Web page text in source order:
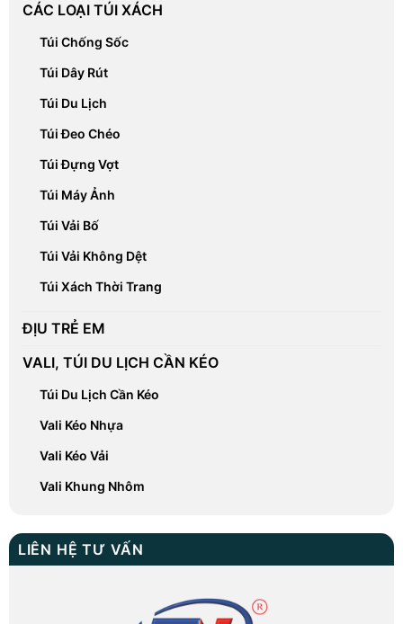
CÁC LOẠI TÚI XÁCH
Túi Chống Sốc
Túi Dây Rút
Túi Du Lịch
Túi Đeo Chéo
Túi Đựng Vợt
Túi Máy Ảnh
Túi Vải Bố
Túi Vải Không Dệt
Túi Xách Thời Trang
ĐỊU TRẺ EM
VALI, TÚI DU LỊCH CẦN KÉO
Túi Du Lịch Cần Kéo
Vali Kéo Nhựa
Vali Kéo Vải
Vali Khung Nhôm
LIÊN HỆ TƯ VẤN